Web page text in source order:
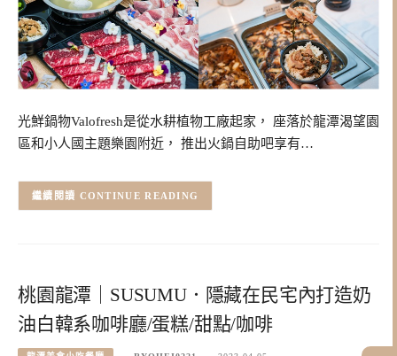
光鮮鍋物Valofresh是從水耕植物工廠起家， 座落於龍潭渴望園
區和小人國主題樂園附近， 推出火鍋自助吧享有…
CONTINUE READING
桃園龍潭｜SUSUMU．隱藏在民宅內打造奶
油白韓系咖啡廳/蛋糕/甜點/咖啡